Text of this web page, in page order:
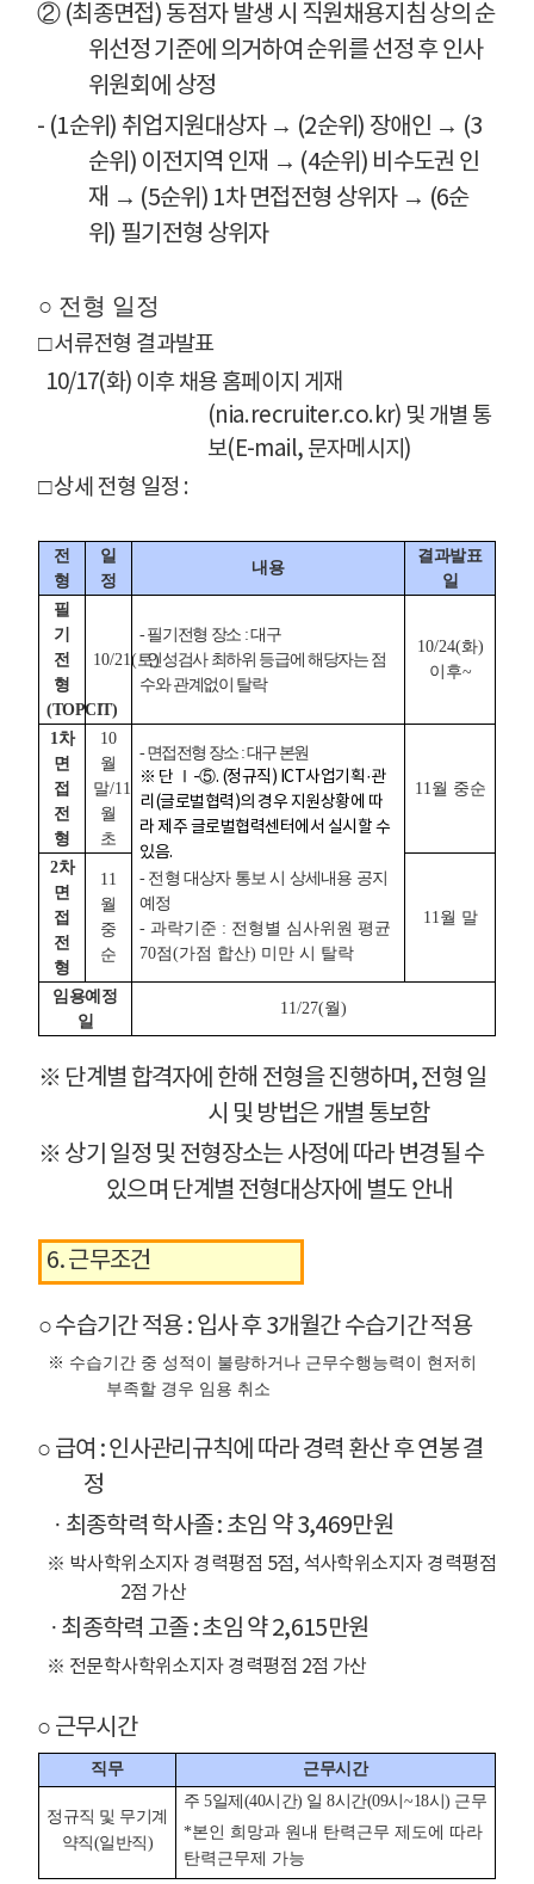
② (최종면접) 동점자 발생 시 직원채용지침 상의 순
위선정 기준에 의거하여 순위를 선정 후 인사
위원회에 상정
- (1순위) 취업지원대상자 → (2순위) 장애인 → (3
순위) 이전지역 인재 → (4순위) 비수도권 인
재 → (5순위) 1차 면접전형 상위자 → (6순
위) 필기전형 상위자
○ 전형 일정
□ 서류전형 결과발표
10/17(화) 이후 채용 홈페이지 게재
(nia.recruiter.co.kr) 및 개별 통
보(E-mail, 문자메시지)
□ 상세 전형 일정 :
전
형
일
정
내용
결과발표
일
필
기
전
형
(TOPCIT)
10/21(토)
- 필기전형 장소 : 대구
- 인성검사 최하위 등급에 해당자는 점
수와 관계없이 탈락
10/24(화)
이후~
1차
면
접
전
형
10
월
말/11
월
초
- 면접전형 장소 : 대구 본원
※ 단 Ⅰ-⑤. (정규직) ICT사업기획·관
리(글로벌협력)의 경우 지원상황에 따
라 제주 글로벌협력센터에서 실시할 수
있음.
- 전형 대상자 통보 시 상세내용 공지
예정
- 과락기준 : 전형별 심사위원 평균
70점(가점 합산) 미만 시 탈락
11월 중순
2차
면
접
전
형
11
월
중
순
11월 말
임용예정
일
11/27(월)
※ 단계별 합격자에 한해 전형을 진행하며, 전형 일
시 및 방법은 개별 통보함
※ 상기 일정 및 전형장소는 사정에 따라 변경될 수
있으며 단계별 전형대상자에 별도 안내
6. 근무조건
○ 수습기간 적용 : 입사 후 3개월간 수습기간 적용
※ 수습기간 중 성적이 불량하거나 근무수행능력이 현저히
부족할 경우 임용 취소
○ 급여 : 인사관리규칙에 따라 경력 환산 후 연봉 결
정
· 최종학력 학사졸 : 초임 약 3,469만원
※ 박사학위소지자 경력평점 5점, 석사학위소지자 경력평점
2점 가산
· 최종학력 고졸 : 초임 약 2,615만원
※ 전문학사학위소지자 경력평점 2점 가산
○ 근무시간
직무 근무시간
정규직 및 무기계
약직(일반직)
주 5일제(40시간) 일 8시간(09시~18시) 근무
*본인 희망과 원내 탄력근무 제도에 따라
탄력근무제 가능